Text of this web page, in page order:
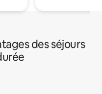
des séjours